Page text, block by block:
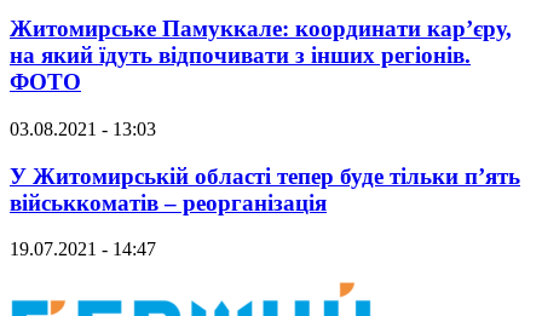
Житомирське Памуккале: координати кар’єру,
на який їдуть відпочивати з інших регіонів.
ФОТО
03.08.2021 - 13:03
У Житомирській області тепер буде тільки п’ять
військкоматів – реорганізація
19.07.2021 - 14:47